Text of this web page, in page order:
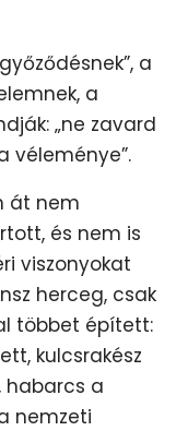
a
a
„ne zavard
véleménye”.
át nem
és nem is
viszonyokat
herceg, csak
többet épített:
kulcsrakész
habarcs a
nemzeti